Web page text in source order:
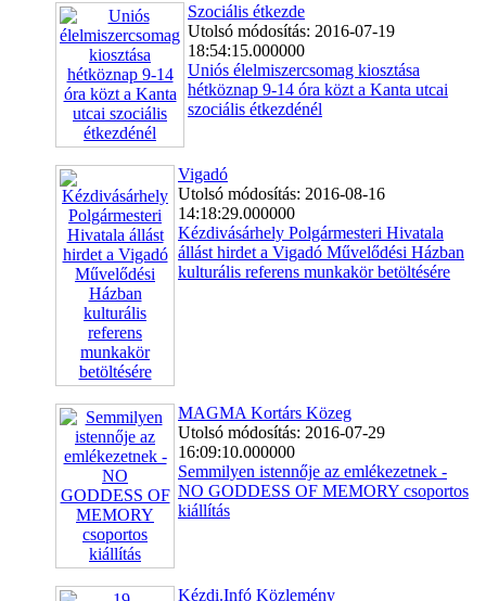
Szociális étkezde
Utolsó módosítás: 2016-07-19
18:54:15.000000
Uniós élelmiszercsomag kiosztása
hétköznap 9-14 óra közt a Kanta utcai
szociális étkezdénél
Vigadó
Utolsó módosítás: 2016-08-16
14:18:29.000000
Kézdivásárhely Polgármesteri Hivatala
állást hirdet a Vigadó Művelődési Házban
kulturális referens munkakör betöltésére
MAGMA Kortárs Közeg
Utolsó módosítás: 2016-07-29
16:09:10.000000
Semmilyen istennője az emlékezetnek -
NO GODDESS OF MEMORY csoportos
kiállítás
Kézdi.Infó Közlemény